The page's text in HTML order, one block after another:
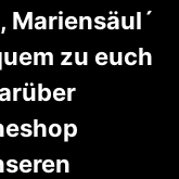
Mariensäul´
zu euch